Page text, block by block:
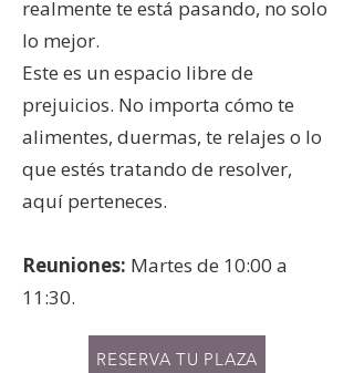
realmente te está pasando, no solo
lo mejor.
Este es un espacio libre de
prejuicios. No importa cómo te
alimentes, duermas, te relajes o lo
que estés tratando de resolver,
aquí perteneces.
Reuniones: Martes de 10:00 a
11:30.
RESERVA TU PLAZA